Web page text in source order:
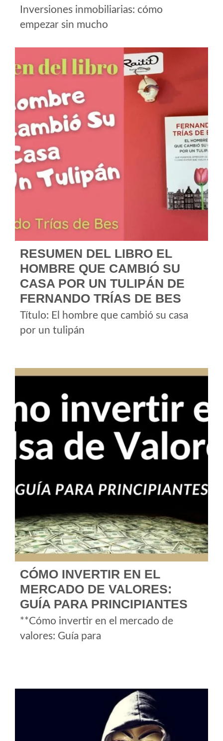
Inversiones inmobiliarias: cómo
empezar sin mucho
RESUMEN DEL LIBRO EL
HOMBRE QUE CAMBIÓ SU
CASA POR UN TULIPÁN DE
FERNANDO TRÍAS DE BES
Título: El hombre que cambió su casa
por un tulipán
CÓMO INVERTIR EN EL
MERCADO DE VALORES:
GUÍA PARA PRINCIPIANTES
**Cómo invertir en el mercado de
valores: Guía para